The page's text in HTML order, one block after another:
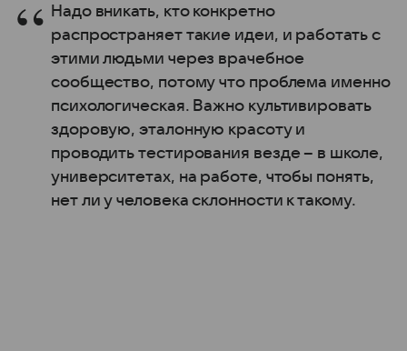
Надо вникать, кто конкретно
распространяет такие идеи, и работать с
этими людьми через врачебное
сообщество, потому что проблема именно
психологическая. Важно культивировать
здоровую, эталонную красоту и
проводить тестирования везде – в школе,
университетах, на работе, чтобы понять,
нет ли у человека склонности к такому.